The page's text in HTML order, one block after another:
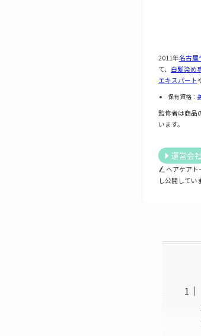
2011年名古屋
て、 白髪染め
エキスパート
保有資格：
監修者は商品
います。
運営会
ヘアケアト
し公開してい